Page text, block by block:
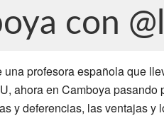
con
profesora española que
ahora en Camboya
y deferencias, las ventajas y